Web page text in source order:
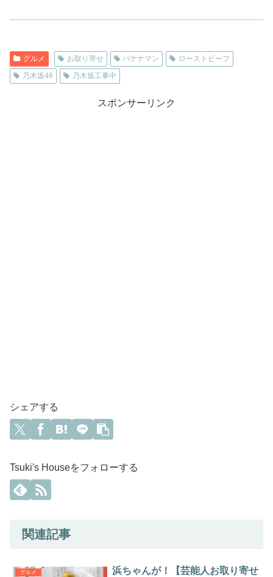
グルメ お取り寄せ バナナマン
ローストビーフ
乃木坂46
乃木坂工事中
スポンサーリンク
シェアする
Tsuki's Houseをフォローする
関連記事
グルメ
浜ちゃんが！【芸能人お取り寄せ